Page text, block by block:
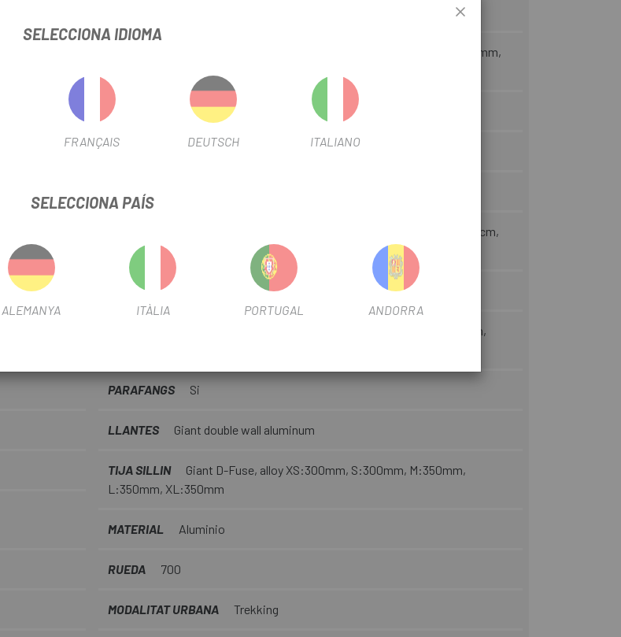
Giant Sport, 15-degree, 31.8mm XS:80mm, S:90mm, M:90mm,
LLUM DAVANTERA Led
SEIENT Giant Sport
BOIXES
Giant Sport XC, 31.8mm XS:60cm, S:64cm, M:64cm, L:68cm,
XL:68cm
TEMPORADA
forged alloy, 30/46 XS:170mm, S:170mm, M:170mm, L:175mm,
PARAFANGS Si
LLANTES Giant double wall aluminum
TIJA SILLIN
Giant D-Fuse, alloy XS:300mm, S:300mm, M:350mm,
L:350mm, XL:350mm
MATERIAL Aluminio
RUEDA 700
MODALITAT URBANA Trekking
SELECCIONA IDIOMA
FRANÇAIS DEUTSCH ITALIANO
SELECCIONA PAÍS
ALEMANYA ITÀLIA PORTUGAL ANDORRA